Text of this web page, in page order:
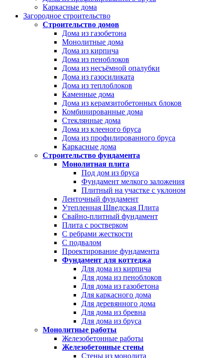
Каркасные дома
Загородное строительство
Строительство домов
Дома из газобетона
Монолитные дома
Дома из кирпича
Дома из пеноблоков
Дома из несъёмной опалубки
Дома из газосиликата
Дома из теплоблоков
Каменные дома
Дома из керамзитобетонных блоков
Комбинированные дома
Стеклянные дома
Дома из клееного бруса
Дома из профилированного бруса
Каркасные дома
Строительство фундамента
Монолитная плита
Под дом из бруса
Фундамент мелкого заложения
Плитный на участке с уклоном
Ленточный фундамент
Утепленная Шведская Плита
Свайно-плитный фундамент
Плита с ростверком
С ребрами жесткости
С подвалом
Проектирование фундамента
Фундамент для коттеджа
Для дома из кирпича
Для дома из пеноблоков
Для дома из газобетона
Для каркасного дома
Для деревянного дома
Для дома из бревна
Для дома из бруса
Монолитные работы
Железобетонные работы
Железобетонные стены
Стены из монолита